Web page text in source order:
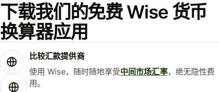
下载我们的免费 Wise 货币
换算器应用
比较汇款提供商
使用 Wise，随时随地享受中间市场汇率，绝无隐性费
用。